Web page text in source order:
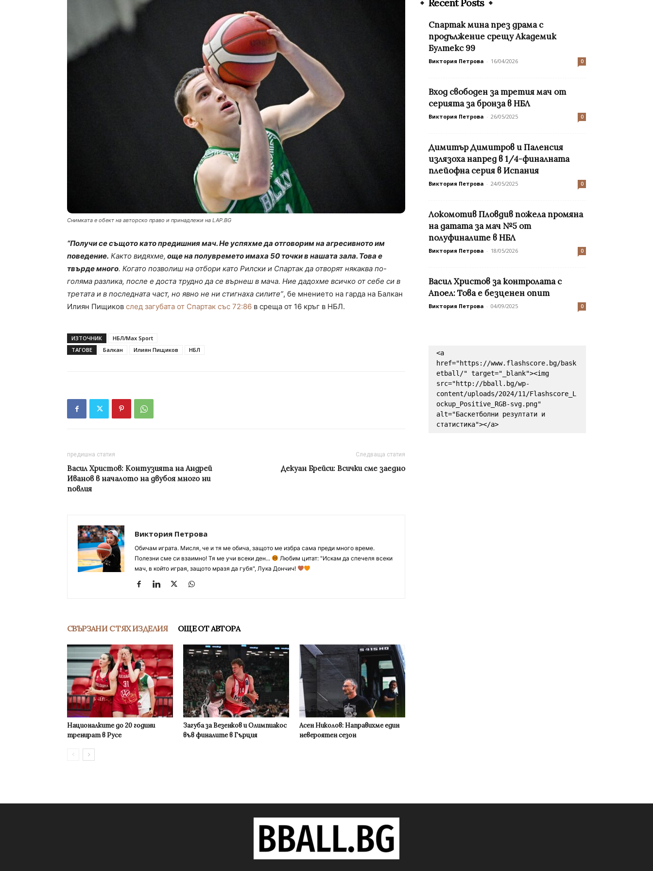
Снимката е обект на авторско право и принадлежи на LAP.BG
“Получи се същото като предишния мач. Не успяхме да отговорим на агресивното им
поведение. Както видяхме, още на полувремето имаха 50 точки в нашата зала. Това е
твърде много. Когато позволиш на отбори като Рилски и Спартак да отворят някаква по-
голяма разлика, после е доста трудно да се върнеш в мача. Ние дадохме всичко от себе си в
третата и в последната част, но явно не ни стигнаха силите”, бе мнението на гарда на Балкан
Илиян Пищиков след загубата от Спартак със 72:86 в среща от 16 кръг в НБЛ.
ИЗТОЧНИК
НБЛ/Max Sport
ТАГОВЕ
Балкан Илиян Пищиков НБЛ
предишна статия
Васил Христов: Контузията на Андрей
Иванов в началото на двубоя много ни
повлия
Следваща статия
Декуан Брейси: Всички сме заедно
Виктория Петрова
Обичам играта. Мисля, че и тя ме обича, защото ме избра сама преди много време.
Полезни сме си взаимно! Тя ме учи всеки ден...
Любим цитат: "Искам да спечеля всеки
мач, в който играя, защото мразя да губя", Лука Дончич!
СВЪРЗАНИ С ТЯХ ИЗДЕЛИЯ ОЩЕ ОТ АВТОРА
Националките до 20 години
тренират в Русе
Загуба за Везенков и Олимпиакос
във финалите в Гърция
Асен Николов: Направихме един
невероятен сезон
Recent Posts
Спартак мина през драма с
продължение срещу Академик
Бултекс 99
Виктория Петрова - 16/04/2026 0
Вход свободен за третия мач от
серията за бронза в НБЛ
Виктория Петрова - 26/05/2025 0
Димитър Димитров и Паленсия
излязоха напред в 1/4-финалната
плейофна серия в Испания
Виктория Петрова - 24/05/2025 0
Локомотив Пловдив пожела промяна
на датата за мач №5 от
полуфиналите в НБЛ
Виктория Петрова - 18/05/2026 0
Васил Христов за контролата с
Апоел: Това е безценен опит
Виктория Петрова - 04/09/2025 0
<a
href="https://www.flashscore.bg/bask
etball/" target="_blank"><img
src="http://bball.bg/wp-
content/uploads/2024/11/Flashscore_L
ockup_Positive_RGB-svg.png"
alt="Баскетболни резултати и
статистика"></a>